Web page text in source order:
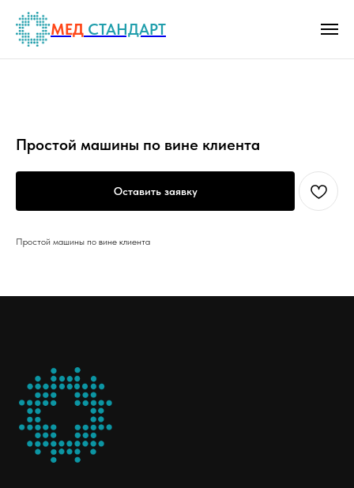
МЕД СТАНДАРТ
Простой машины по вине клиента
Оставить заявку
Простой машины по вине клиента